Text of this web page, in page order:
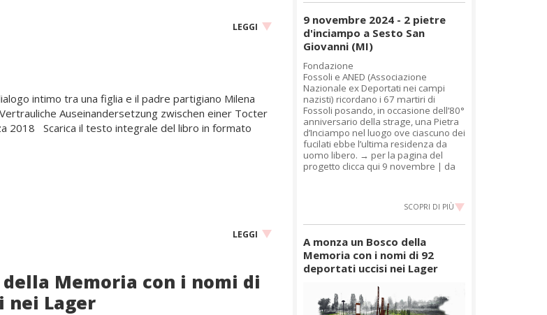
LEGGI
intimo tra una figlia e il padre partigiano Milena
Auseinandersetzung zwischen einer Tocter
2018 Scarica il testo integrale del libro in formato
LEGGI
della Memoria con i nomi di
nei Lager
9 novembre 2024 - 2 pietre
d'inciampo a Sesto San
Giovanni (MI)
Fondazione
Fossoli e ANED (Associazione
Nazionale ex Deportati nei campi
nazisti) ricordano i 67 martiri di
Fossoli posando, in occasione dell’80°
anniversario della strage, una Pietra
d’Inciampo nel luogo ove ciascuno dei
fucilati ebbe l’ultima residenza da
uomo libero. → per la pagina del
progetto clicca qui 9 novembre | da
SCOPRI DI PIÙ
A monza un Bosco della
Memoria con i nomi di 92
deportati uccisi nei Lager